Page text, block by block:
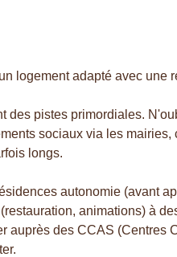
logement adapté avec une
des pistes primordiales.
sociaux via les
longs.
autonomie (avant
animations) à
auprès des CCAS (Centres